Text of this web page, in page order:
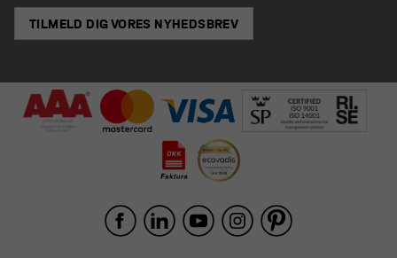
TILMELD DIG VORES NYHEDSBREV